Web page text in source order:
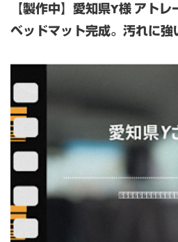
【製作中】愛知県Y様 アト
ベッドマット完成。汚れに